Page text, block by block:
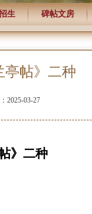
生 碑帖文房
亭帖》二种
2025-03-27
》二种